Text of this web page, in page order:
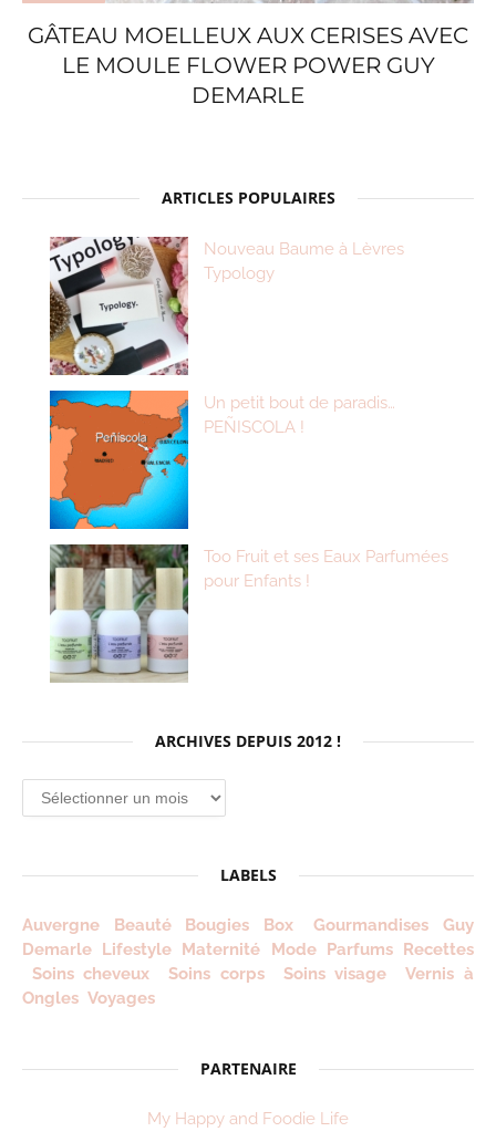
GÂTEAU MOELLEUX AUX CERISES AVEC
LE MOULE FLOWER POWER GUY
DEMARLE
ARTICLES POPULAIRES
Nouveau Baume à Lèvres
Typology
Un petit bout de paradis…
PEÑISCOLA !
Too Fruit et ses Eaux Parfumées
pour Enfants !
ARCHIVES DEPUIS 2012 !
Archives
depuis
LABELS
Auvergne Beauté Bougies Box Gourmandises
Guy
Demarle Lifestyle Maternité Mode Parfums Recettes
Soins cheveux
Soins corps Soins visage
Vernis à
Ongles Voyages
PARTENAIRE
My Happy and Foodie Life